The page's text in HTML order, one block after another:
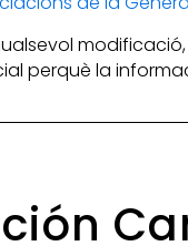
perquè la